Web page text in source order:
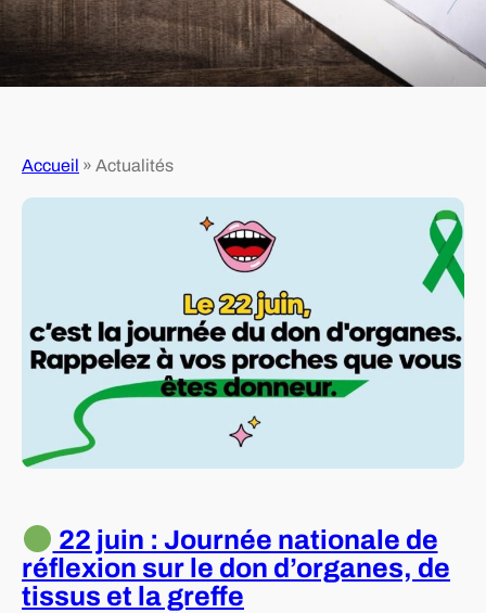
Accueil » Actualités
22 juin : Journée nationale de
réflexion sur le don d’organes, de
tissus et la greffe